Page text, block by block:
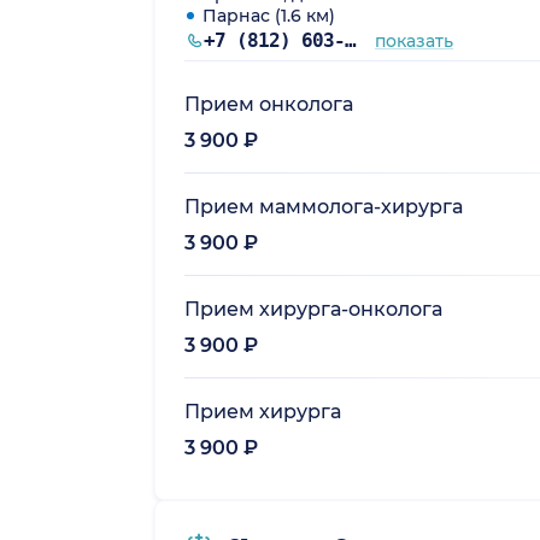
Парнас (1.6 км)
+7 (812) 603-60-42 показать
Прием онколога
3 900 ₽
Прием маммолога-хирурга
3 900 ₽
Прием хирурга-онколога
3 900 ₽
Прием хирурга
3 900 ₽